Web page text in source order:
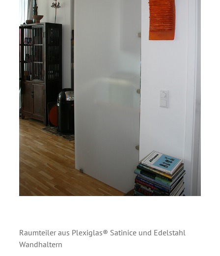
Raumteiler aus Plexiglas® Satinice und Edelstahl
Wandhaltern